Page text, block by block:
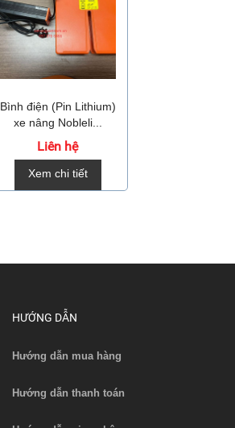
Bình điện (Pin Lithium)
xe nâng Nobleli...
Liên hệ
Xem chi tiết
HƯỚNG DẪN
Hướng dẫn mua hàng
Hướng dẫn thanh toán